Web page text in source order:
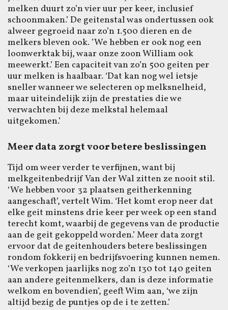
melken duurt zo’n vier uur per keer, inclusief
schoonmaken.’ De geitenstal was ondertussen ook
alweer gegroeid naar zo’n 1.500 dieren en de
melkers bleven ook. ’We hebben er ook nog een
loonwerktak bij, waar onze zoon William ook
meewerkt.’ Een capaciteit van zo’n 500 geiten per
uur melken is haalbaar. ‘Dat kan nog wel ietsje
sneller wanneer we selecteren op melksnelheid,
maar uiteindelijk zijn de prestaties die we
verwachten bij deze melkstal helemaal
uitgekomen.’
Meer data zorgt voor betere beslissingen
Tijd om weer verder te verfijnen, want bij
melkgeitenbedrijf Van der Wal zitten ze nooit stil.
‘We hebben voor 32 plaatsen geitherkenning
aangeschaft’, vertelt Wim. ‘Het komt erop neer dat
elke geit minstens drie keer per week op een stand
terecht komt, waarbij de gegevens van de productie
aan de geit gekoppeld worden.’ Meer data zorgt
ervoor dat de geitenhouders betere beslissingen
rondom fokkerij en bedrijfsvoering kunnen nemen.
‘We verkopen jaarlijks nog zo’n 130 tot 140 geiten
aan andere geitenmelkers, dan is deze informatie
welkom en bovendien’, geeft Wim aan, ‘we zijn
altijd bezig de puntjes op de i te zetten.’